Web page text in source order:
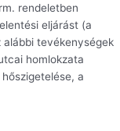
rendeletben
eljárást (a
tevékenységek
homlokzata
a